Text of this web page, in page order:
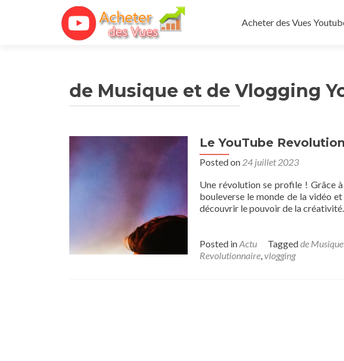
Acheter des Vues
de Musique et de Vlogging
Le YouTube
Posted on 24 juillet 2023
Une révolution se profile ! Grâce
bouleverse le monde de la vidéo
découvrir le pouvoir de la créativité.
Posted inActu Taggedde
Revolutionnaire,vlogging